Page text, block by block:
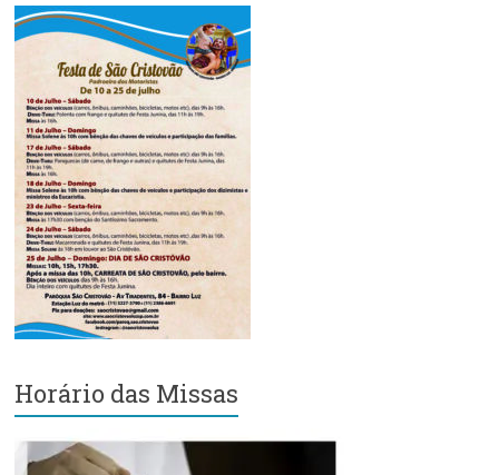
Arquidiocese
de
Paulo
–
Região
Episcopal
Sé
–
Setor
Bom
Retiro
Horário das Missas